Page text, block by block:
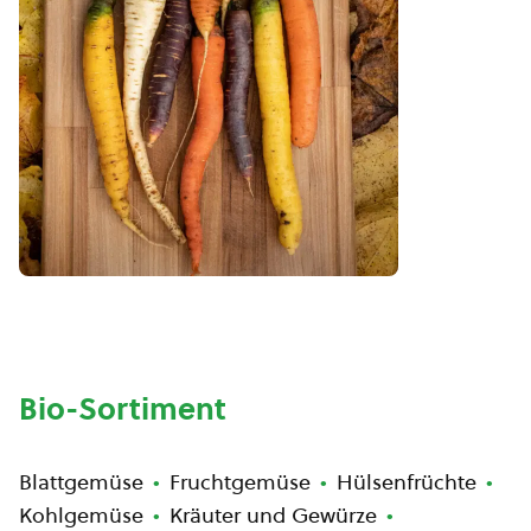
Bio-Sortiment
Blattgemüse Fruchtgemüse
Hülsenfrüchte
Kohlgemüse
Kräuter und Gewürze